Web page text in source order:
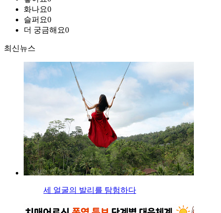
화나요0
슬퍼요0
더 궁금해요0
최신뉴스
세 얼굴의 발리를 탐험하다